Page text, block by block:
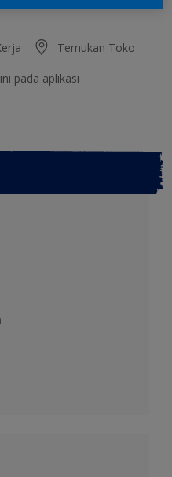
Temukan Toko
pada aplikasi